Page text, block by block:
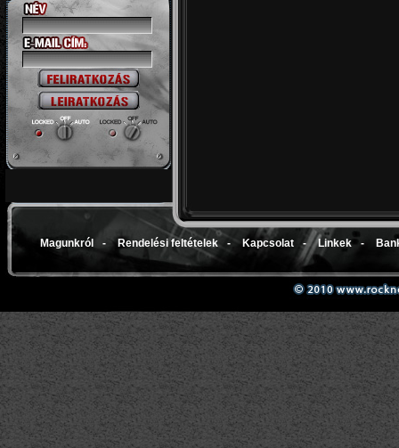
Magunkról - Rendelési feltételek - Kapcsolat - Linkek -